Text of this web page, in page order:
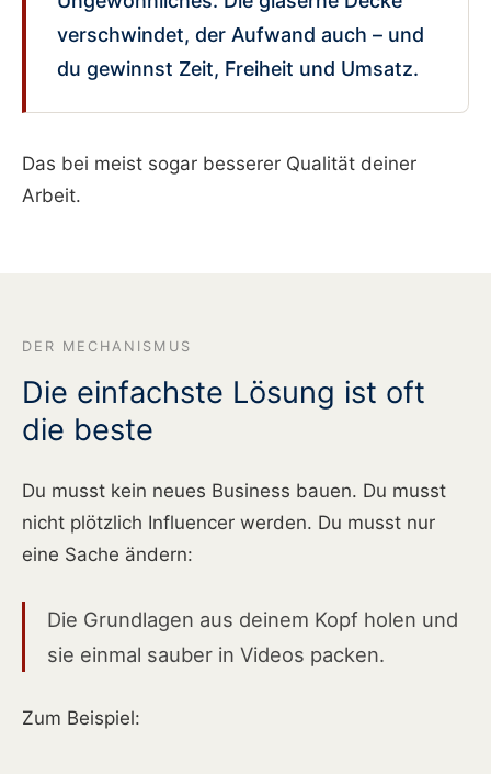
verschwindet, der Aufwand auch – und
du gewinnst Zeit, Freiheit und Umsatz.
Das bei meist sogar besserer Qualität deiner
Arbeit.
DER MECHANISMUS
Die einfachste Lösung ist oft
die beste
Du musst kein neues Business bauen. Du musst
nicht plötzlich Influencer werden. Du musst nur
eine Sache ändern:
Die Grundlagen aus deinem Kopf holen und
sie einmal sauber in Videos packen.
Zum Beispiel: